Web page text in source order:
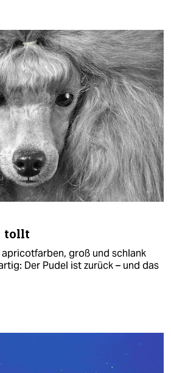
tollt
groß und schlank
Der Pudel ist zurück – und das